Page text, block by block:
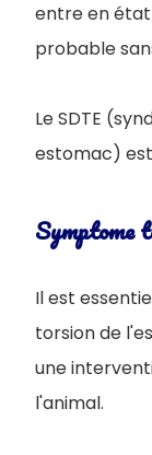
entre en
probable
Le SDTE
estomac)
Symptome
Il est
torsion de
une
l'animal.